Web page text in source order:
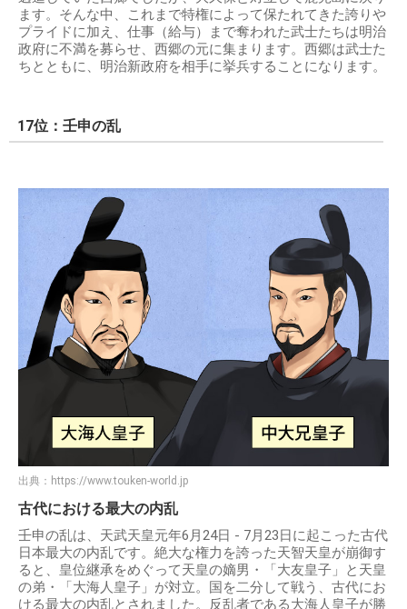
ます。そんな中、これまで特権によって保たれてきた誇りや
プライドに加え、仕事（給与）まで奪われた武士たちは明治
政府に不満を募らせ、西郷の元に集まります。西郷は武士た
ちとともに、明治新政府を相手に挙兵することになります。
17位：壬申の乱
出典： https://www.touken-world.jp
古代における最大の内乱
壬申の乱は、天武天皇元年6月24日 - 7月23日に起こった古代
日本最大の内乱です。絶大な権力を誇った天智天皇が崩御す
ると、皇位継承をめぐって天皇の嫡男・「大友皇子」と天皇
の弟・「大海人皇子」が対立。国を二分して戦う、古代にお
ける最大の内乱とされました。反乱者である大海人皇子が勝